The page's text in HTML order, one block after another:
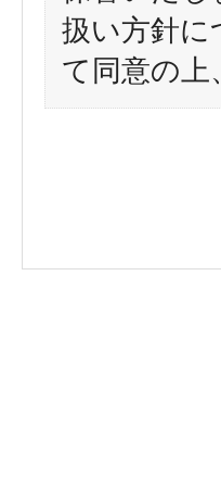
扱い方針に
て同意の上